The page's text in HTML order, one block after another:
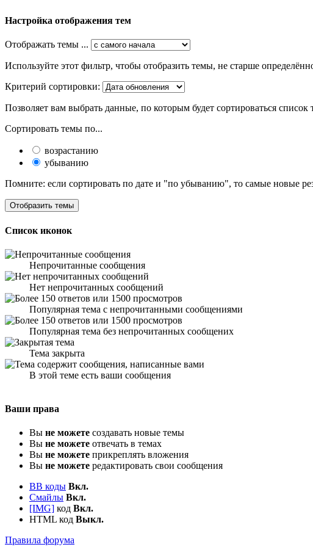
Настройка отображения тем
Отображать темы ...
Используйте этот фильтр, чтобы отобразить темы, не старше
Критерий сортировки:
Позволяет вам выбрать данные, по которым будет сортироваться список
Сортировать темы по...
возрастанию
убыванию
Помните: если сортировать по дате и "по убыванию", то самые новые
Список иконок
Непрочитанные сообщения
Нет непрочитанных сообщений
Популярная тема с непрочитанными сообщениями
Популярная тема без непрочитанных сообщених
Тема закрыта
В этой теме есть ваши сообщения
Ваши права
Вы не можете создавать новые темы
Вы не можете отвечать в темах
Вы не можете прикреплять вложения
Вы не можете редактировать свои сообщения
BB коды Вкл.
Смайлы Вкл.
[IMG] код Вкл.
HTML код Выкл.
Правила форума